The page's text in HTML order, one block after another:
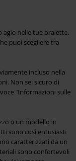
nelle tue bralette.
puoi scegliere tra
incluso nella
Non sei sicuro di
"Informazioni sulle
o un modello in
sono così entusiasti
caratterizzati da un
sono confortevoli